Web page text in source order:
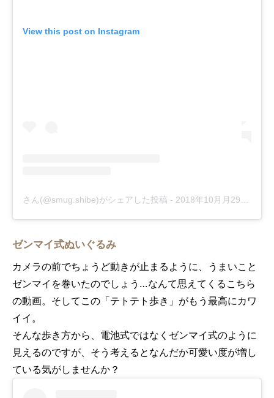
View this post on Instagram
さん(@smug.shibe)がシェアした投稿 - 2018年10月月29日午後12時44分PDT
ゼンマイ式ぬいぐるみ
カメラの前でちょうど動きが止まるように、うまいこと
ゼンマイを巻いたのでしょう…なんて思えてくるこちら
の動画。そしてこの「テトテト歩き」がもう最高にカワ
イイ。
そんな歩き方から、電池式ではなくゼンマイ式のように
見えるのですが、そう考えるとなんだか可愛い度が増し
ている気がしませんか？